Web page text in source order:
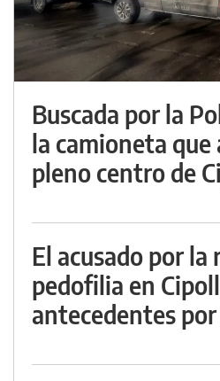
Buscada por la
la camioneta que
pleno centro de
El acusado por la
pedofilia en
antecedentes